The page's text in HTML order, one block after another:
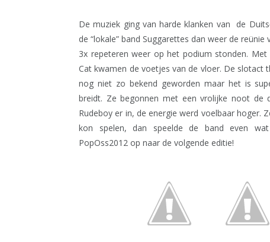
De muziek ging van harde klanken van de
de “lokale” band Suggarettes dan weer de
3x repeteren weer op het podium stonden. Met
Cat kwamen de voetjes van de vloer. De
nog niet zo bekend geworden maar het is
breidt. Ze begonnen met een vrolijke noot de
Rudeboy er in, de energie werd voelbaar hoger.
kon spelen, dan speelde de band even
PopOss2012 op naar de volgende editie!